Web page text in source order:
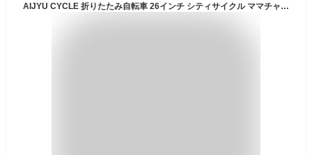
AIJYU CYCLE 折りたたみ自転車 26インチ シティサイクル ママチャリ シマノ6段ギア カゴ サークル錠 ダイナモライト 付き [passepied TS26B] (カーキ)